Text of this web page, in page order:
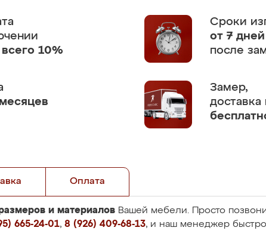
всего 10%
Сроки
от 7 дней
после
Замер,
Оплата
и материалов Вашей мебели. Просто
665-24-01, 8 (926) 409-68-13, и наш менеджер быстро